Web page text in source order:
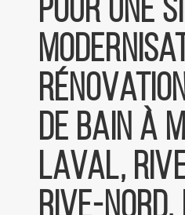
de bain à
Laval,
Rive-Nord,